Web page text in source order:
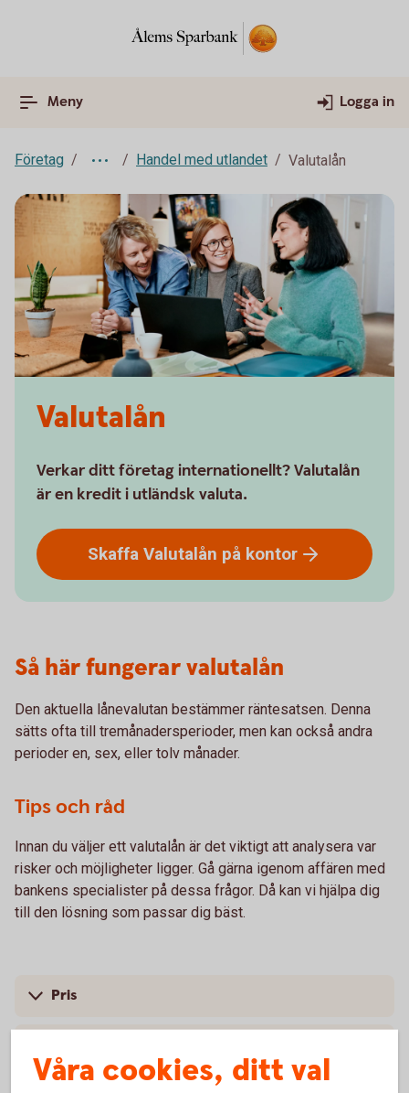
Meny Logga in
Företag Handel med utlandet Valutalån
Valutalån
Verkar ditt företag internationellt? Valutalån
är en kredit i utländsk valuta.
Skaffa Valutalån på kontor
Så här fungerar valutalån
Den aktuella lånevalutan bestämmer räntesatsen. Denna
sätts ofta till tremånadersperioder, men kan också andra
perioder en, sex, eller tolv månader.
Tips och råd
Innan du väljer ett valutalån är det viktigt att analysera var
risker och möjligheter ligger. Gå gärna igenom affären med
bankens specialister på dessa frågor. Då kan vi hjälpa dig
till den lösning som passar dig bäst.
Pris
Våra cookies, ditt val